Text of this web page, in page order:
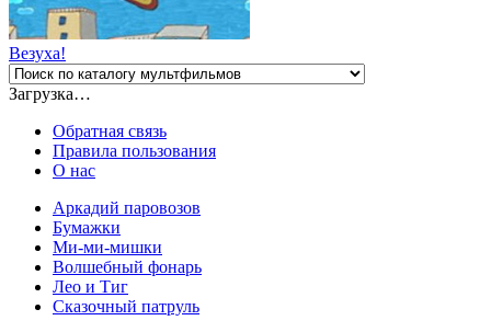
Везуха!
Загрузка…
Обратная связь
Правила пользования
О нас
Аркадий паровозов
Бумажки
Ми-ми-мишки
Волшебный фонарь
Лео и Тиг
Сказочный патруль